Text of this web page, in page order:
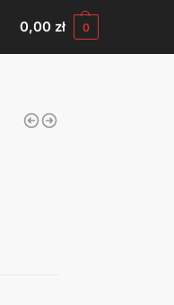
0,00 zł 0